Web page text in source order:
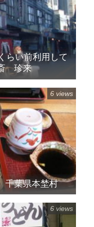
らい前利用して
珍来
葉県本埜村
6 views
6 views